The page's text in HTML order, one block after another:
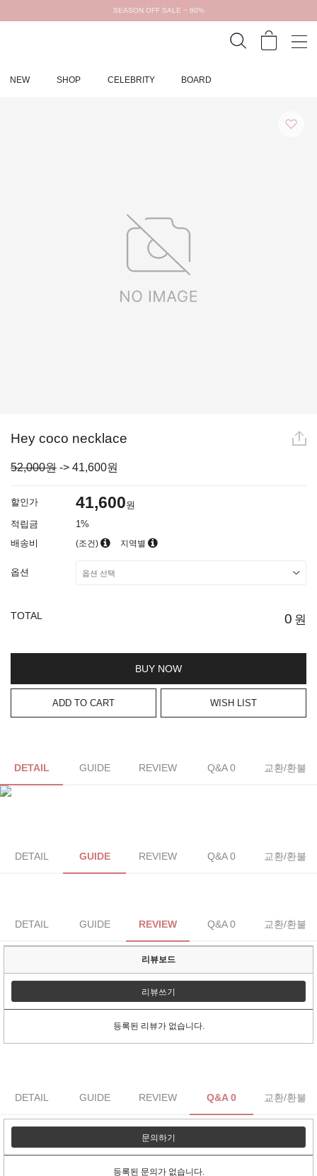
SEASON OFF SALE ~ 80%
NEW SHOP CELEBRITY BOARD
Hey coco necklace
52,000원 -> 41,600원
할인가 41,600원
적립금
1%
배송비
(조건) 지역별
옵션
TOTAL 0 원
BUY NOW
ADD TO CART WISH LIST
DETAIL GUIDE REVIEW Q&A 0 교환/환불
DETAIL GUIDE REVIEW Q&A 0 교환/환불
DETAIL GUIDE REVIEW Q&A 0 교환/환불
리뷰보드
리뷰쓰기
등록된 리뷰가 없습니다.
DETAIL GUIDE REVIEW Q&A 0 교환/환불
문의하기
등록된 문의가 없습니다.